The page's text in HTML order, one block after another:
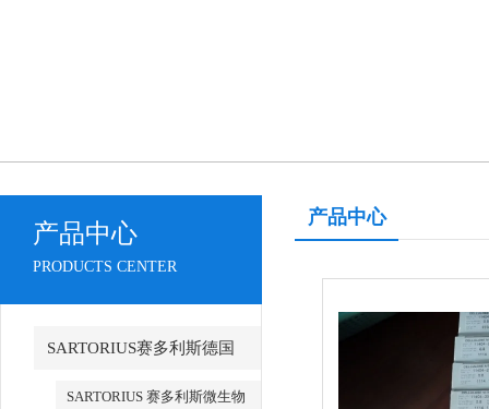
产品中心
PRODUCTS CENTER
SARTORIUS赛多利斯德国
SARTORIUS 赛多利斯微生物
产品中心